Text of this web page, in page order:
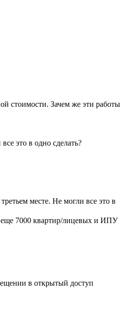
стоимости. Зачем же эти работы
это в одно сделать?
месте. Не могли все это в
еще 7000 квартир/лицевых и ИПУ
в открытый доступ